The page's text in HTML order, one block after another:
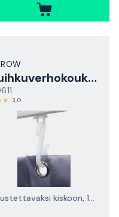
Suihkuverhokoukku
3,0
ripustettavaksi kiskoon, 12 kpl/pakkaus